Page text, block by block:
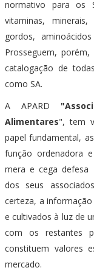
normativo para os
vitaminas,
gordos,
Prosseguem,
catalogação de
como SA.
A APARD
Alimentares", tem
papel fundamental,
função ordenadora
mera e cega defesa
dos seus
certeza, a
e cultivados à luz de
com os restantes
constituem valores
mercado.